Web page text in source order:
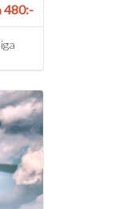
480:-